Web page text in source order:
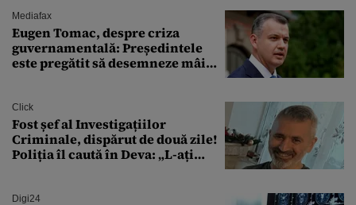
Mediafax
Eugen Tomac, despre criza
guvernamentală: Președintele
este pregătit să desemneze mâine
Click
Fost șef al Investigațiilor
Criminale, dispărut de două zile!
Poliția îl caută în Deva: „L-ați
Digi24